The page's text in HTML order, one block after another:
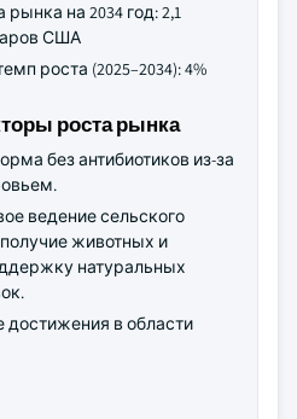
на 2034 год: 2,1
США
роста (2025–2034): 4%
роста рынка
без антибиотиков из-за
ведение сельского
животных и
натуральных
достижения в области